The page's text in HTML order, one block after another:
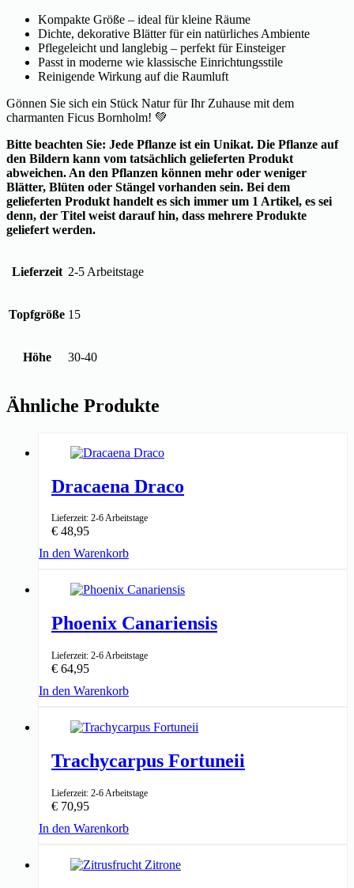
Kompakte Größe – ideal für kleine Räume
Dichte, dekorative Blätter für ein natürliches Ambiente
Pflegeleicht und langlebig – perfekt für Einsteiger
Passt in moderne wie klassische Einrichtungsstile
Reinigende Wirkung auf die Raumluft
Gönnen Sie sich ein Stück Natur für Ihr Zuhause mit dem
charmanten Ficus Bornholm! 💚
Bitte beachten Sie: Jede Pflanze ist ein Unikat. Die Pflanze auf
den Bildern kann vom tatsächlich gelieferten Produkt
abweichen. An den Pflanzen können mehr oder weniger
Blätter, Blüten oder Stängel vorhanden sein. Bei dem
gelieferten Produkt handelt es sich immer um 1 Artikel, es sei
denn, der Titel weist darauf hin, dass mehrere Produkte
geliefert werden.
Lieferzeit 2-5 Arbeitstage
Topfgröße 15
Höhe 30-40
Ähnliche Produkte
Dracaena Draco
↑ 90-100cm
Lieferzeit: 2-6 Arbeitstage
€ 48,95
In den Warenkorb
Phoenix Canariensis
↑ 125-140cm
Lieferzeit: 2-6 Arbeitstage
€ 64,95
In den Warenkorb
Trachycarpus Fortuneii
↑ 120-150cm
Lieferzeit: 2-6 Arbeitstage
€ 70,95
In den Warenkorb